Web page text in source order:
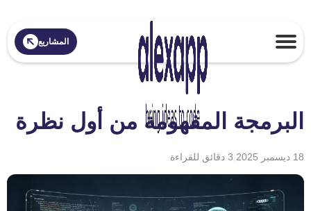
المشاريع
البرمجة المفهومة من أول نظرة
18 ديسمبر 2025 3 دقائق للقراءة